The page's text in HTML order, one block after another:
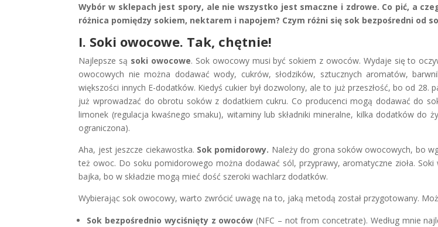
Wybór w sklepach jest spory, ale nie wszystko jest smaczne i zdrowe. Co pić, a
różnica pomiędzy sokiem, nektarem i napojem? Czym różni się sok bezpośredni od
I. Soki owocowe. Tak, chętnie!
Najlepsze są soki owocowe. Sok owocowy musi być sokiem z owoców. Wydaje się to
owocowych nie można dodawać wody, cukrów, słodzików, sztucznych aromatów,
większości innych E-dodatków. Kiedyś cukier był dozwolony, ale to już przeszłość, bo od 28.
już wprowadzać do obrotu soków z dodatkiem cukru. Co producenci mogą dodawać do
limonek (regulacja kwaśnego smaku), witaminy lub składniki mineralne, kilka dodatków do
ograniczona).
Aha, jest jeszcze ciekawostka. Sok pomidorowy. Należy do grona soków owocowych, bo
też owoc. Do soku pomidorowego można dodawać sól, przyprawy, aromatyczne zioła.
bajka, bo w składzie mogą mieć dość szeroki wachlarz dodatków.
Wybierając sok owocowy, warto zwrócić uwagę na to, jaką metodą został przygotowany.
Sok bezpośrednio wyciśnięty z owoców (NFC – not from concetrate). Według mnie